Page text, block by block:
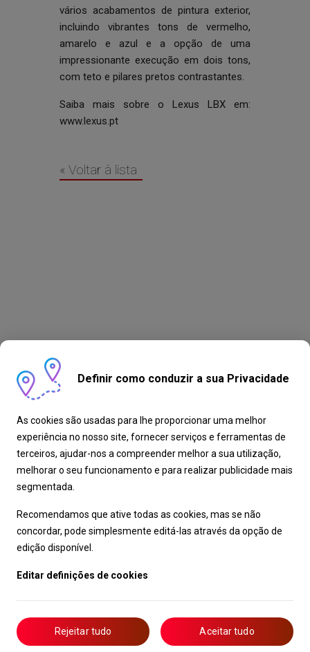
vários acabamentos de pintura exterior,
incluindo vibrantes tons de vermelho,
amarelo e azul e a opção de uma
impressionante execução em dois tons,
com teto e pilares pretos contrastantes.
Saiba mais sobre o Lexus LBX em:
www.lexus.pt
« Voltar à lista
Definir como conduzir a sua Privacidade
As cookies são usadas para lhe proporcionar uma melhor
experiência no nosso site, fornecer serviços e ferramentas de
terceiros, ajudar-nos a compreender melhor a sua utilização,
melhorar o seu funcionamento e para realizar publicidade mais
segmentada.
Recomendamos que ative todas as cookies, mas se não
concordar, pode simplesmente editá-las através da opção de
edição disponível.
Editar definições de cookies
Rejeitar tudo Aceitar tudo